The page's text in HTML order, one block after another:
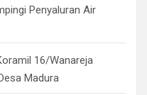
Penyaluran Air
16/Wanareja
Madura